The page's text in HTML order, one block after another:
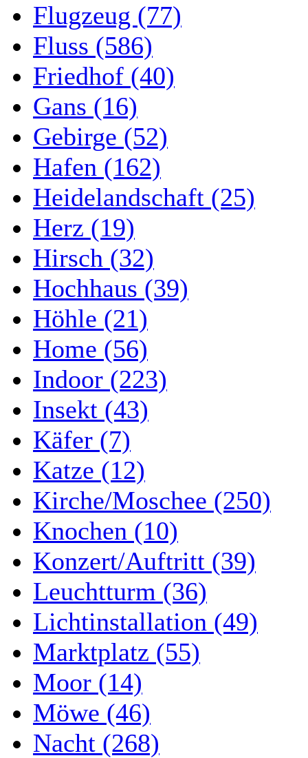
Flugzeug (77)
Fluss (586)
Friedhof (40)
Gans (16)
Gebirge (52)
Hafen (162)
Heidelandschaft (25)
Herz (19)
Hirsch (32)
Hochhaus (39)
Höhle (21)
Home (56)
Indoor (223)
Insekt (43)
Käfer (7)
Katze (12)
Kirche/Moschee (250)
Knochen (10)
Konzert/Auftritt (39)
Leuchtturm (36)
Lichtinstallation (49)
Marktplatz (55)
Moor (14)
Möwe (46)
Nacht (268)